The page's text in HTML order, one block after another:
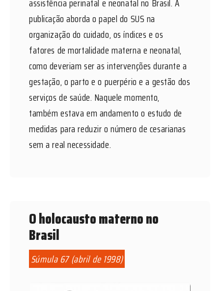
assistência perinatal e neonatal no Brasil. A
publicação aborda o papel do SUS na
organização do cuidado, os índices e os
fatores de mortalidade materna e neonatal,
como deveriam ser as intervenções durante a
gestação, o parto e o puerpério e a gestão dos
serviços de saúde. Naquele momento,
também estava em andamento o estudo de
medidas para reduzir o número de cesarianas
sem a real necessidade.
O holocausto materno no
Brasil
Súmula 67 (abril de 1998)